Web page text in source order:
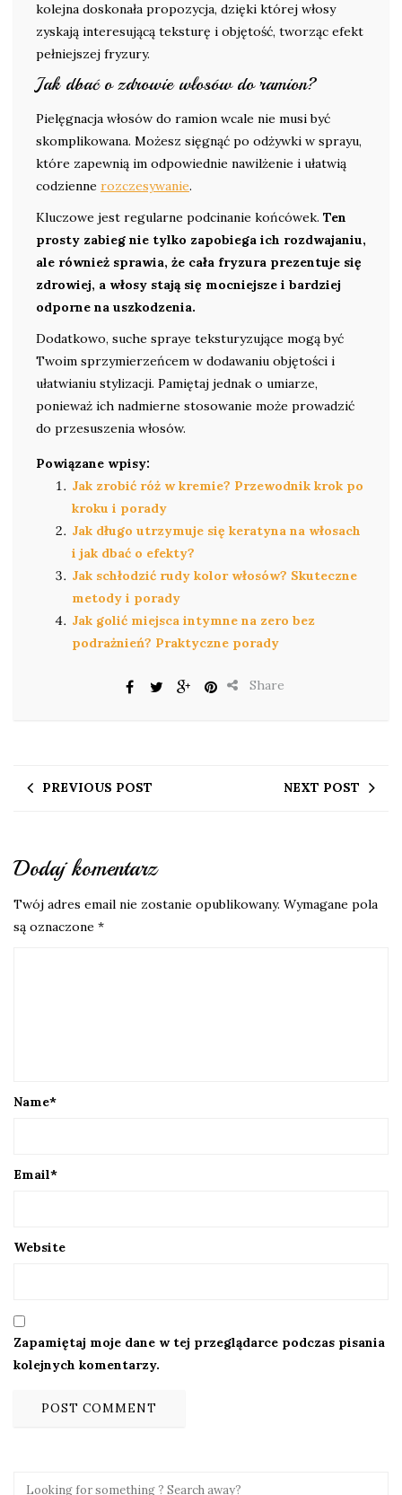
kolejna doskonała propozycja, dzięki której włosy
zyskają interesującą teksturę i objętość, tworząc efekt
pełniejszej fryzury.
Jak dbać o zdrowie włosów do ramion?
Pielęgnacja włosów do ramion wcale nie musi być
skomplikowana. Możesz sięgnąć po odżywki w sprayu,
które zapewnią im odpowiednie nawilżenie i ułatwią
codzienne rozczesywanie.
Kluczowe jest regularne podcinanie końcówek. Ten
prosty zabieg nie tylko zapobiega ich rozdwajaniu,
ale również sprawia, że cała fryzura prezentuje się
zdrowiej, a włosy stają się mocniejsze i bardziej
odporne na uszkodzenia.
Dodatkowo, suche spraye teksturyzujące mogą być
Twoim sprzymierzeńcem w dodawaniu objętości i
ułatwianiu stylizacji. Pamiętaj jednak o umiarze,
ponieważ ich nadmierne stosowanie może prowadzić
do przesuszenia włosów.
Powiązane wpisy:
Jak zrobić róż w kremie? Przewodnik krok po
kroku i porady
Jak długo utrzymuje się keratyna na włosach
i jak dbać o efekty?
Jak schłodzić rudy kolor włosów? Skuteczne
metody i porady
Jak golić miejsca intymne na zero bez
podrażnień? Praktyczne porady
Share
PREVIOUS POST NEXT POST
Dodaj komentarz
Twój adres email nie zostanie opublikowany. Wymagane pola
są oznaczone *
Name*
Email*
Website
Zapamiętaj moje dane w tej przeglądarce podczas pisania
kolejnych komentarzy.